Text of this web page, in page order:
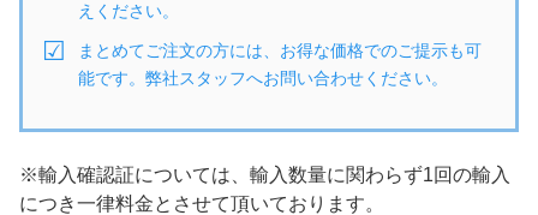
えください。
まとめてご注文の方には、お得な価格でのご提示も可
能です。弊社スタッフへお問い合わせください。
※輸入確認証については、輸入数量に関わらず1回の輸入
につき一律料金とさせて頂いております。